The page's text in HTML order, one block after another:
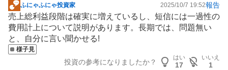
掲
示
板
記
事
ふにゃふにゃ投資家 2025/10/7 19:52報告
売上総利益段階は確実に増えているし、短信には一過性の
費用計上について説明があります。長期では、問題無い
と、自分に言い聞かせる!
様子見
投資の参考になりましたか？
はい
17
いいえ
1